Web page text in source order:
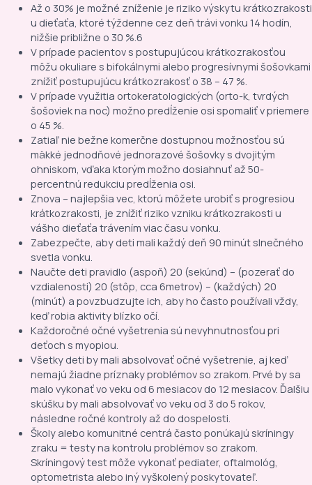
Až o 30% je možné zníženie je riziko výskytu krátkozrakosti
u dieťaťa, ktoré týždenne cez deň trávi vonku 14 hodín,
nižšie približne o 30 %.6
V prípade pacientov s postupujúcou krátkozrakosťou
môžu okuliare s bifokálnymi alebo progresívnymi šošovkami
znížiť postupujúcu krátkozrakosť o 38 – 47 %.
V prípade využitia ortokeratologických (orto-k, tvrdých
šošoviek na noc) možno predĺženie osi spomaliť v priemere
o 45 %.
Zatiaľ nie bežne komerčne dostupnou možnosťou sú
mäkké jednodňové jednorazové šošovky s dvojitým
ohniskom, vďaka ktorým možno dosiahnuť až 50-
percentnú redukciu predĺženia osi.
Znova – najlepšia vec, ktorú môžete urobiť s progresiou
krátkozrakosti, je znížiť riziko vzniku krátkozrakosti u
vášho dieťaťa trávením viac času vonku.
Zabezpečte, aby deti mali každý deň 90 minút slnečného
svetla vonku.
Naučte deti pravidlo (aspoň) 20 (sekúnd) – (pozerať do
vzdialenosti) 20 (stôp, cca 6metrov) – (každých) 20
(minút) a povzbudzujte ich, aby ho často používali vždy,
keď robia aktivity blízko očí.
Každoročné očné vyšetrenia sú nevyhnutnosťou pri
deťoch s myopiou.
Všetky deti by mali absolvovať očné vyšetrenie, aj keď
nemajú žiadne príznaky problémov so zrakom. Prvé by sa
malo vykonať vo veku od 6 mesiacov do 12 mesiacov. Ďalšiu
skúšku by mali absolvovať vo veku od 3 do 5 rokov,
následne ročné kontroly až do dospelosti.
Školy alebo komunitné centrá často ponúkajú skríningy
zraku = testy na kontrolu problémov so zrakom.
Skríningový test môže vykonať pediater, oftalmológ,
optometrista alebo iný vyškolený poskytovateľ.